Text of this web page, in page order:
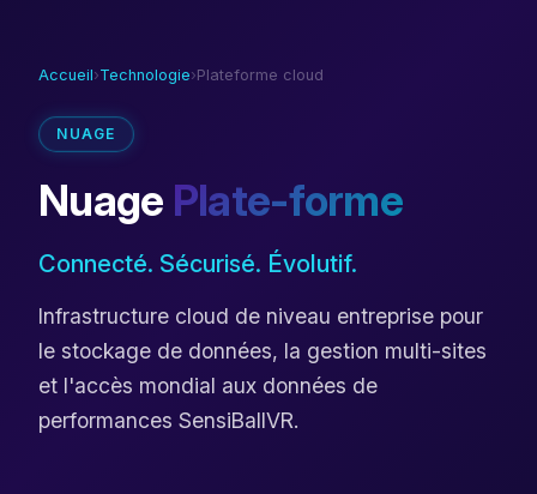
Accueil›Technologie›Plateforme cloud
NUAGE
Nuage Plate-forme
Connecté. Sécurisé. Évolutif.
Infrastructure cloud de niveau entreprise pour
le stockage de données, la gestion multi-sites
et l'accès mondial aux données de
performances SensiBallVR.